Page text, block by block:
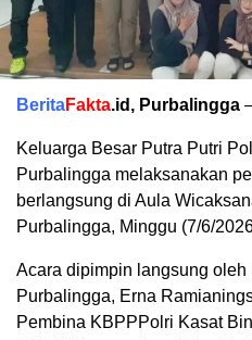
BeritaFakta.id, Purbalingga
Keluarga Besar Putra Putri
Purbalingga melaksanakan
berlangsung di Aula
Purbalingga, Minggu (7/6/
Acara dipimpin langsung
Purbalingga, Erna
Pembina KBPPPolri Kasat